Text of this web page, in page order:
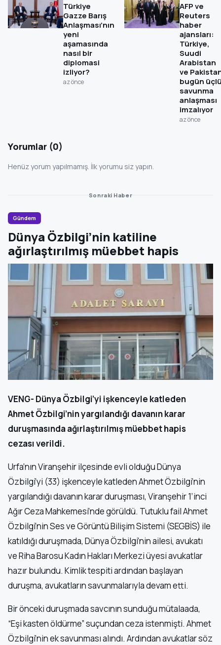
Türkiye
Gazze Barış
Anlaşması’nın
yeni
aşamasında
nasıl bir
diplomasi
izliyor?
az önce
AFP ve
Reuters
haber
ajansları:
Türkiye,
Suudi
Arabistan
ve
bugün
savunma
anlaşması
imzalıyor
az önce
Yorumlar (0)
Henüz yorum yapılmamış. İlk yorumu siz yapın.
Sonraki Haber
Gündem
Dünya Özbilgi’nin katiline
ağırlaştırılmış müebbet hapis
VENG- Dünya Özbilgi’yi işkenceyle katleden
Ahmet Özbilgi’nin yargılandığı davanın karar
duruşmasında ağırlaştırılmış müebbet hapis
cezası verildi.
Urfa’nın Viranşehir ilçesinde evli olduğu Dünya
Özbilgi’yi (33) işkenceyle katleden Ahmet Özbilgi’nin
yargılandığı davanın karar duruşması, Viranşehir 1’inci
Ağır Ceza Mahkemesi’nde görüldü. Tutuklu fail Ahmet
Özbilgi’nin Ses ve Görüntü Bilişim Sistemi (SEGBİS) ile
katıldığı duruşmada, Dünya Özbilgi’nin ailesi, avukatı
ve Riha Barosu Kadın Hakları Merkezi üyesi avukatlar
hazır bulundu. Kimlik tespiti ardından başlayan
duruşma, avukatların savunmalarıyla devam etti.
Bir önceki duruşmada savcının sunduğu mütalaada,
“Eşi kasten öldürme” suçundan ceza istenmişti. Ahmet
Özbilgi’nin ek savunması alındı. Ardından avukatlar söz